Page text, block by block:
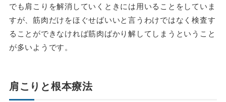
でも肩こりを解消していくときには用いることをしていま
すが、筋肉だけをほぐせばいいと言うわけではなく検査す
ることができなければ筋肉ばかり解してしまうということ
が多いようです。
肩こりと根本療法